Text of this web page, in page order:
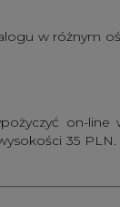
w różnym
on-line
35